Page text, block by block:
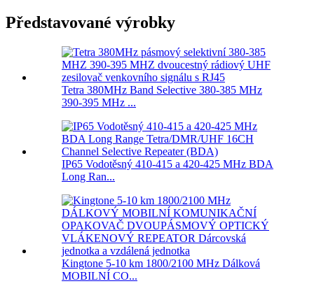
Představované výrobky
Tetra 380MHz Band Selective 380-385 MHz
390-395 MHz ...
IP65 Vodotěsný 410-415 a 420-425 MHz BDA
Long Ran...
Kingtone 5-10 km 1800/2100 MHz Dálková
MOBILNÍ CO...